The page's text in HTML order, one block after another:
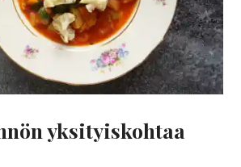
yksityiskohtaa